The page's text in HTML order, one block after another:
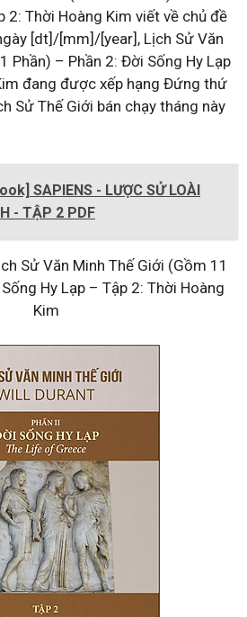
2: Thời Hoàng Kim viết về chủ đề
[dt]/[mm]/[year], Lịch Sử Văn
Phần) – Phần 2: Đời Sống Hy Lạp
đang được xếp hạng Đứng thứ
Sử Thế Giới bán chạy tháng này
SAPIENS - LƯỢC SỬ LOÀI
- TẬP 2 PDF
Sử Văn Minh Thế Giới (Gồm 11
Hy Lạp – Tập 2: Thời Hoàng
Kim